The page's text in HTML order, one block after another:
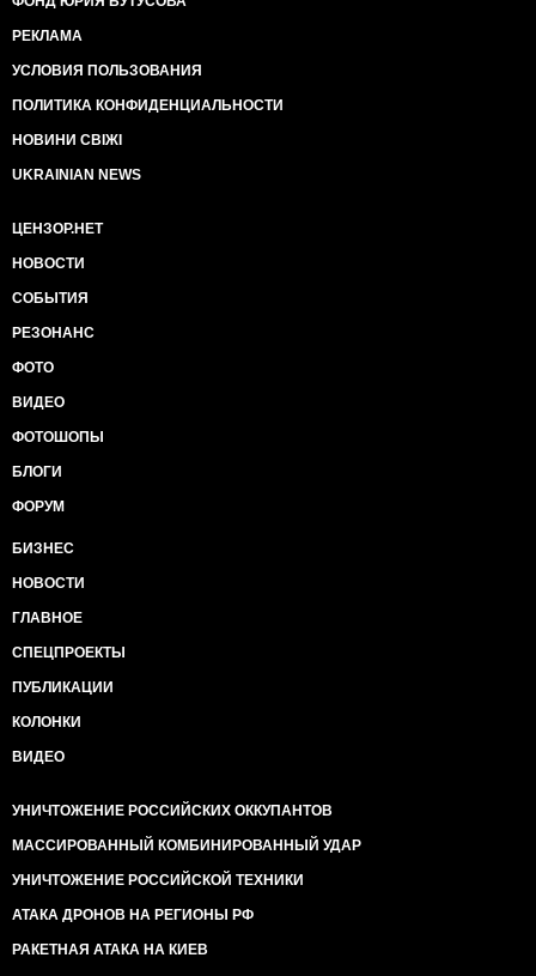
РЕКЛАМА
УСЛОВИЯ ПОЛЬЗОВАНИЯ
ПОЛИТИКА КОНФИДЕНЦИАЛЬНОСТИ
НОВИНИ СВІЖІ
UKRAINIAN NEWS
ЦЕНЗОР.НЕТ
НОВОСТИ
СОБЫТИЯ
РЕЗОНАНС
ФОТО
ВИДЕО
ФОТОШОПЫ
БЛОГИ
ФОРУМ
БИЗНЕС
НОВОСТИ
ГЛАВНОЕ
СПЕЦПРОЕКТЫ
ПУБЛИКАЦИИ
КОЛОНКИ
ВИДЕО
УНИЧТОЖЕНИЕ РОССИЙСКИХ ОККУПАНТОВ
МАССИРОВАННЫЙ КОМБИНИРОВАННЫЙ УДАР
УНИЧТОЖЕНИЕ РОССИЙСКОЙ ТЕХНИКИ
АТАКА ДРОНОВ НА РЕГИОНЫ РФ
РАКЕТНАЯ АТАКА НА КИЕВ